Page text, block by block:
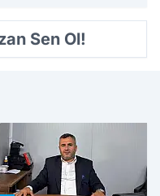
Sen Ol!